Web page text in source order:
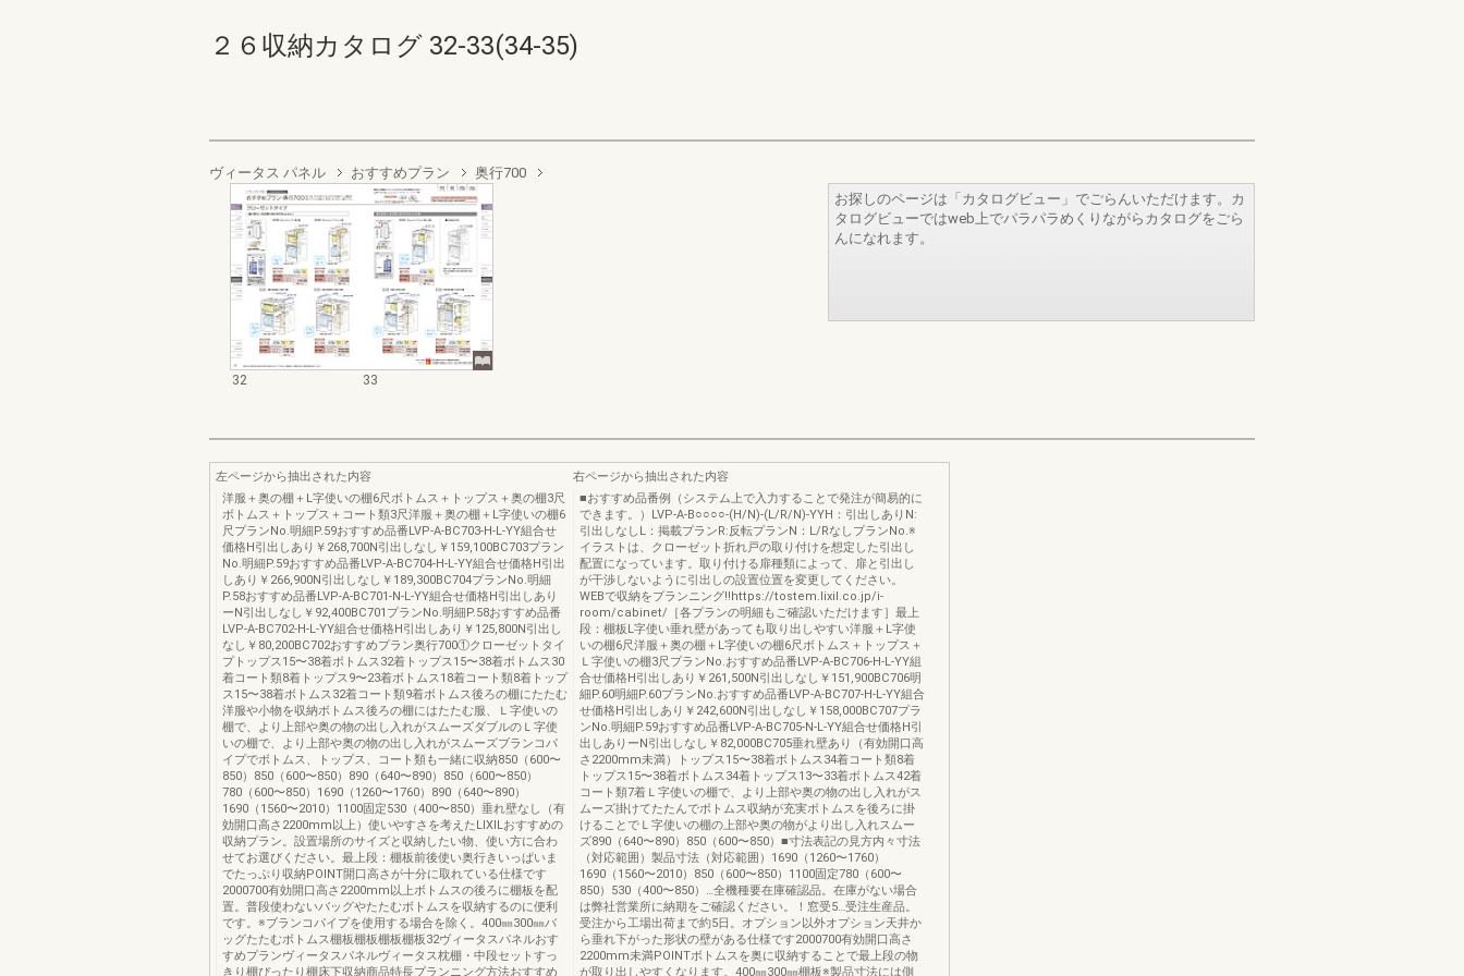
２６収納カタログ 32-33(34-35)
ヴィータス パネル おすすめプラン 奥行700
32 33
お探しのページは「カタログビュー」でごらんいただけます。カ
タログビューではweb上でパラパラめくりながらカタログをごら
んになれます。
左ページから抽出された内容
洋服＋奥の棚＋L字使いの棚6尺ボトムス＋トップス＋奥の棚3尺
ボトムス＋トップス＋コート類3尺洋服＋奥の棚＋L字使いの棚6
尺プランNo.明細P.59おすすめ品番LVP-A-BC703-H-L-YY組合せ
価格H引出しあり￥268,700N引出しなし￥159,100BC703プラン
No.明細P.59おすすめ品番LVP-A-BC704-H-L-YY組合せ価格H引出
しあり￥266,900N引出しなし￥189,300BC704プランNo.明細
P.58おすすめ品番LVP-A-BC701-N-L-YY組合せ価格H引出しあり
ーN引出しなし￥92,400BC701プランNo.明細P.58おすすめ品番
LVP-A-BC702-H-L-YY組合せ価格H引出しあり￥125,800N引出し
なし￥80,200BC702おすすめプラン奥行700①クローゼットタイ
プトップス15〜38着ボトムス32着トップス15〜38着ボトムス30
着コート類8着トップス9〜23着ボトムス18着コート類8着トップ
ス15〜38着ボトムス32着コート類9着ボトムス後ろの棚にたたむ
洋服や小物を収納ボトムス後ろの棚にはたたむ服、Ｌ字使いの
棚で、より上部や奥の物の出し入れがスムーズダブルのＬ字使
いの棚で、より上部や奥の物の出し入れがスムーズブランコパ
イプでボトムス、トップス、コート類も一緒に収納850（600〜
850）850（600〜850）890（640〜890）850（600〜850）
780（600〜850）1690（1260〜1760）890（640〜890）
1690（1560〜2010）1100固定530（400〜850）垂れ壁なし（有
効開口高さ2200mm以上）使いやすさを考えたLIXILおすすめの
収納プラン。設置場所のサイズと収納したい物、使い方に合わ
せてお選びください。最上段：棚板前後使い奥行きいっぱいま
でたっぷり収納POINT開口高さが十分に取れている仕様です
2000700有効開口高さ2200mm以上ボトムスの後ろに棚板を配
置。普段使わないバッグやたたむボトムスを収納するのに便利
です。※ブランコパイプを使用する場合を除く。400㎜300㎜バ
ッグたたむボトムス棚板棚板棚板棚板32ヴィータスパネルおす
すめプランヴィータスパネルヴィータス枕棚・中段セットすっ
きり棚ぴったり棚床下収納商品特長プランニング方法おすすめ
右ページから抽出された内容
■おすすめ品番例（システム上で入力することで発注が簡易的に
できます。）LVP-A-B○○○○-(H/N)-(L/R/N)-YYH：引出しありN:
引出しなしL：掲載プランR:反転プランN：L/RなしプランNo.※
イラストは、クローゼット折れ戸の取り付けを想定した引出し
配置になっています。取り付ける扉種類によって、扉と引出し
が干渉しないように引出しの設置位置を変更してください。
WEBで収納をプランニング!!https://tostem.lixil.co.jp/i-
room/cabinet/［各プランの明細もご確認いただけます］最上
段：棚板L字使い垂れ壁があっても取り出しやすい洋服＋L字使
いの棚6尺洋服＋奥の棚＋L字使いの棚6尺ボトムス＋トップス＋
Ｌ字使いの棚3尺プランNo.おすすめ品番LVP-A-BC706-H-L-YY組
合せ価格H引出しあり￥261,500N引出しなし￥151,900BC706明
細P.60明細P.60プランNo.おすすめ品番LVP-A-BC707-H-L-YY組合
せ価格H引出しあり￥242,600N引出しなし￥158,000BC707プラ
ンNo.明細P.59おすすめ品番LVP-A-BC705-N-L-YY組合せ価格H引
出しありーN引出しなし￥82,000BC705垂れ壁あり（有効開口高
さ2200mm未満）トップス15〜38着ボトムス34着コート類8着
トップス15〜38着ボトムス34着トップス13〜33着ボトムス42着
コート類7着Ｌ字使いの棚で、より上部や奥の物の出し入れがス
ムーズ掛けてたたんでボトムス収納が充実ボトムスを後ろに掛
けることでＬ字使いの棚の上部や奥の物がより出し入れスムー
ズ890（640〜890）850（600〜850）■寸法表記の見方内々寸法
（対応範囲）製品寸法（対応範囲）1690（1260〜1760）
1690（1560〜2010）850（600〜850）1100固定780（600〜
850）530（400〜850）…全機種要在庫確認品。在庫がない場合
は弊社営業所に納期をご確認ください。！窓受5…受注生産品。
受注から工場出荷まで約5日。オプション以外オプション天井か
ら垂れ下がった形状の壁がある仕様です2000700有効開口高さ
2200mm未満POINTボトムスを奥に収納することで最上段の物
が取り出しやすくなります。400㎜300㎜棚板※製品寸法には側